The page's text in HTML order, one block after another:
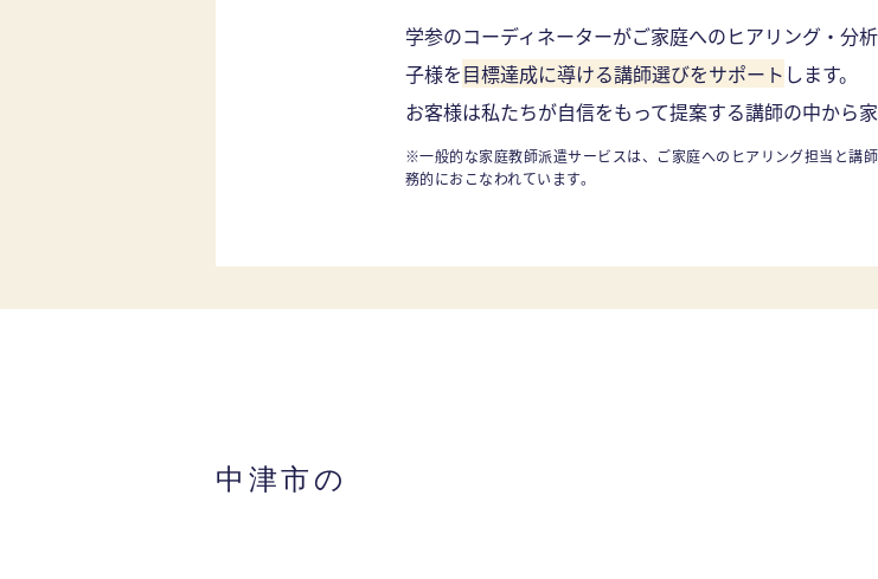
学参のコーディネーターがご家庭へのヒアリング・分
子様を目標達成に導ける講師選びをサポート します。
お客様は私たちが自信をもって提案する講師の中から
※一般的な家庭教師派遣サービスは、ご家庭へのヒアリング担当と講
務的におこなわれています。
中津市の